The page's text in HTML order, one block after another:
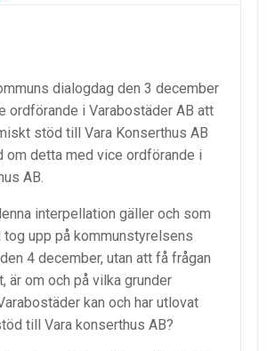
dialogdag den 3 december
ordförande i Varabostäder AB att
stöd till Vara Konserthus AB
om detta med vice ordförande i
AB.
interpellation gäller och som
tog upp på kommunstyrelsens
4 december, utan att få frågan
är om och på vilka grunder
kan och har utlovat
till Vara konserthus AB?